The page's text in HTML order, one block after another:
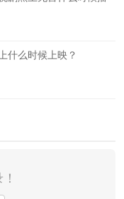
什么时候上映？